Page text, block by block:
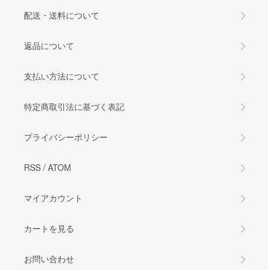
配送・送料について
返品について
支払い方法について
特定商取引法に基づく表記
プライバシーポリシー
RSS / ATOM
マイアカウント
カートを見る
お問い合わせ